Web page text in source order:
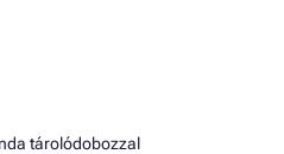
tárolódobozzal